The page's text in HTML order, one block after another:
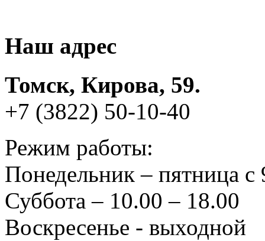
Наш адрес
Томск, Кирова, 59.
+7 (3822) 50-10-40
Режим работы:
Понедельник – пятница с
Суббота – 10.00 – 18.00
Воскресенье - выходной